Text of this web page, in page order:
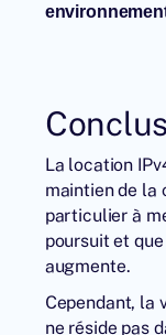
La location
maintien de la
particulier à
poursuit et
augmente.
Cependant, la
ne réside pas